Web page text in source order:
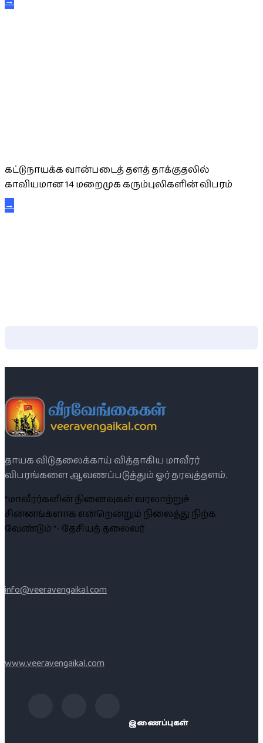
கட்டுநாயக்க வான்படைத் தளத் தாக்குதலில்
காவியமான 14 மறைமுக கரும்புலிகளின் விபரம்
→
தாயக விடுதலைக்காய் வித்தாகிய மாவீரர்
விபரங்களை ஆவணப்படுத்தும் ஓர் தரவுத்தளம்.
“மாவீரர்களின் நினைவுகள் வரலாற்றுச்
சின்னங்களாக என்றென்றும் நிலைத்து நிற்க
வேண்டும் ”- தேசியத் தலைவர்
info@veeravengaikal.com
www.veeravengaikal.com
இணைப்புகள்